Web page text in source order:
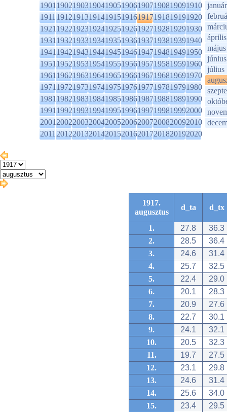
1901190219031904190519061907190819091910
1911191219131914191519161917191819191920
1921192219231924192519261927192819291930
1931193219331934193519361937193819391940
1941194219431944194519461947194819491950
1951195219531954195519561957195819591960
1961196219631964196519661967196819691970
1971197219731974197519761977197819791980
1981198219831984198519861987198819891990
1991199219931994199519961997199819992000
2001200220032004200520062007200820092010
2011201220132014201520162017201820192020
január
április
május
június
július
1917.
augusztus
d_ta d_tx
1. 27.8
36.3
2.
28.5
36.4
3.
24.6
31.4
4.
25.7
32.5
5.
22.4
29.0
6.
20.1
28.3
7.
20.9
27.6
8.
22.7
30.1
9.
24.1
32.1
10.
20.5
32.3
11.
19.7
27.5
12.
23.1
29.8
13.
24.6
31.4
14.
25.6
34.0
15.
23.4
29.5